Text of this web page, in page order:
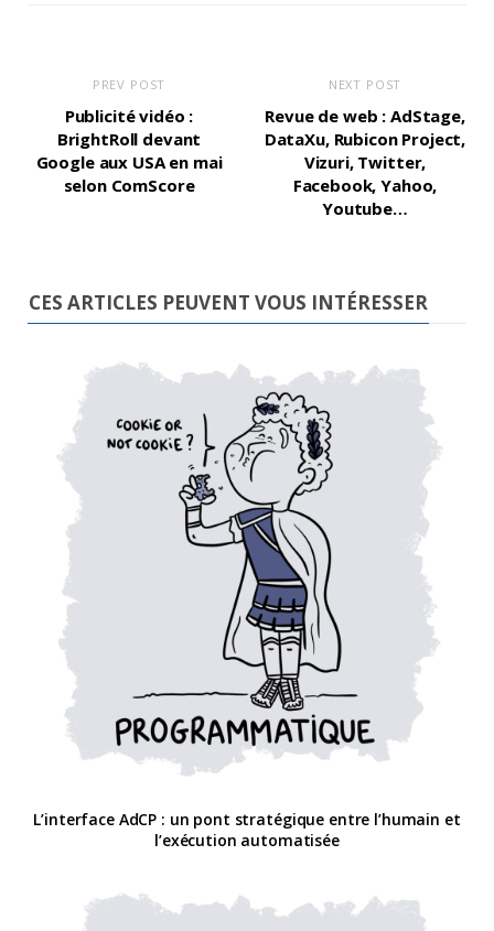
PREV POST
Publicité vidéo :
BrightRoll devant
Google aux USA en mai
selon ComScore
NEXT POST
Revue de web : AdStage,
DataXu, Rubicon Project,
Vizuri, Twitter,
Facebook, Yahoo,
Youtube…
CES ARTICLES PEUVENT VOUS INTÉRESSER
L’interface AdCP : un pont stratégique entre l’humain et
l’exécution automatisée